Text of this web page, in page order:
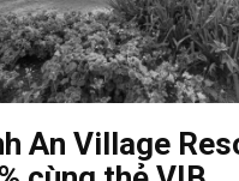
An Village